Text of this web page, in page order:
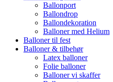
Ballonport
Ballondrop
Ballondekoration
Balloner med Helium
Balloner til fest
Balloner & tilbehør
Latex balloner
Folie balloner
Balloner vi skaffer